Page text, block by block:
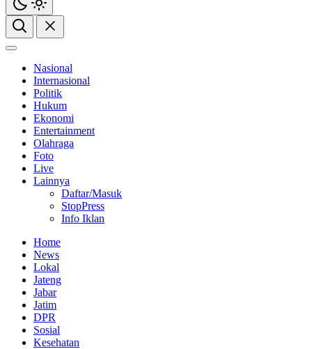
Nasional
Internasional
Politik
Hukum
Ekonomi
Entertainment
Olahraga
Foto
Live
Lainnya
Daftar/Masuk
StopPress
Info Iklan
Home
News
Lokal
Jateng
Jabar
Jatim
DPR
Sosial
Kesehatan